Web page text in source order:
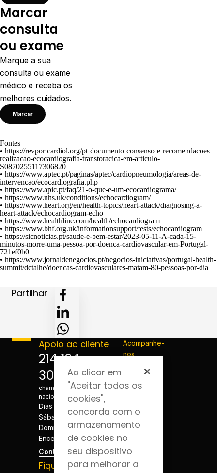
Marcar
consulta
ou exame
Marque a sua
consulta ou exame
médico e receba os
melhores cuidados.
Marcar
Fontes
• https://revportcardiol.org/pt-documento-consenso-e-recomendacoes-
realizacao-ecocardiografia-transtoracica-em-articulo-
S0870255117306820
• https://www.aptec.pt/paginas/aptec/cardiopneumologia/areas-de-
intervencao/ecocardiografia.php
• https://www.apic.pt/faq/21-o-que-e-um-ecocardiograma/
• https://www.nhs.uk/conditions/echocardiogram/
• https://www.heart.org/en/health-topics/heart-attack/diagnosing-a-
heart-attack/echocardiogram-echo
• https://www.healthline.com/health/echocardiogram
• https://www.bhf.org.uk/informationsupport/tests/echocardiogram
• https://sicnoticias.pt/saude-e-bem-estar/2023-05-11-A-cada-15-
minutos-morre-uma-pessoa-por-doenca-cardiovascular-em-Portugal-
721ef0b0
• https://www.jornaldenegocios.pt/negocios-iniciativas/portugal-health-
summit/detalhe/doencas-cardiovasculares-matam-80-pessoas-por-dia
Partilhar
Apoio ao cliente
214 124
300
*Custo de
chamada para a rede fixa
nacional
Dias úteis - 08h às 20h
Sábados - 08h às 20h
Domingos e Feriados -
Encerrado
Contactos
Fique por dentro
Acompanhe-
nos
Ao clicar em
"Aceitar todos os
cookies",
concorda com o
armazenamento
de cookies no
seu dispositivo
para melhorar a